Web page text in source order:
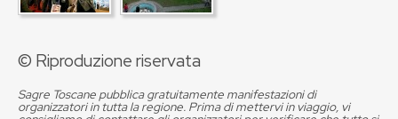
© Riproduzione riservata
Sagre Toscane pubblica gratuitamente manifestazioni di
organizzatori in tutta la regione. Prima di mettervi in viaggio, vi